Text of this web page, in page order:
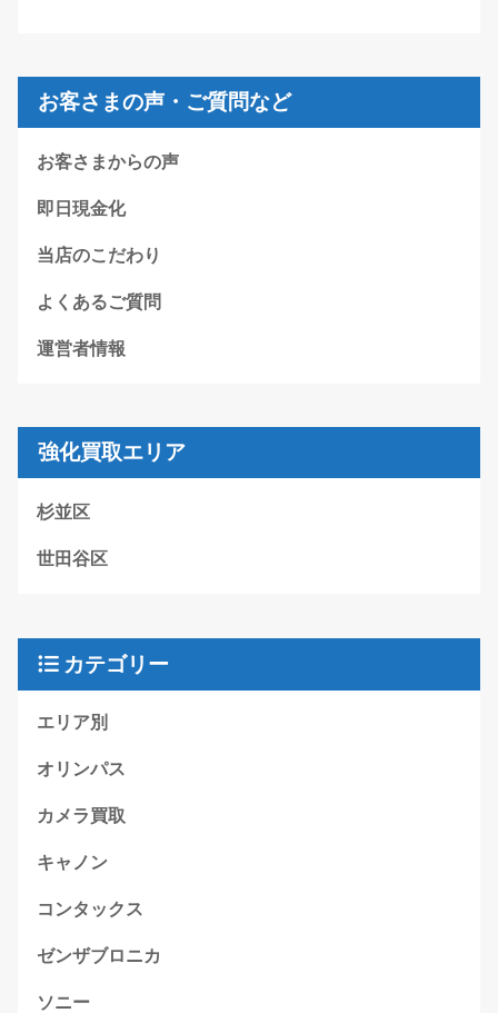
お客さまの声・ご質問など
お客さまからの声
即日現金化
当店のこだわり
よくあるご質問
運営者情報
強化買取エリア
杉並区
世田谷区
カテゴリー
エリア別
オリンパス
カメラ買取
キャノン
コンタックス
ゼンザブロニカ
ソニー